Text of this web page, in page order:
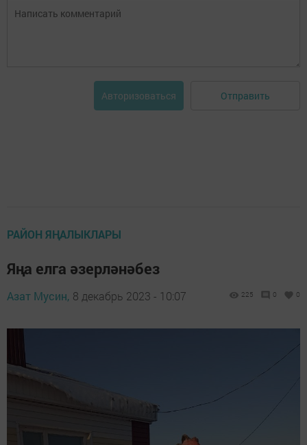
Авторизоваться Отправить
РАЙОН ЯҢАЛЫКЛАРЫ
Яңа елга әзерләнәбез
Азат Мусин, 8 декабрь 2023 - 10:07 225 0 0